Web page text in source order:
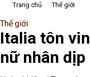
Trang chủ Thế giới
Thế giới
Italia tôn
nữ nhân